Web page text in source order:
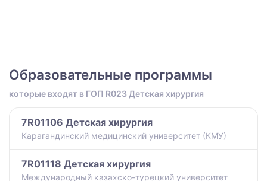
Образовательные программы
которые входят в ГОП R023 Детская хирургия
7R01106 Детская хирургия
Карагандинский медицинский университет (КМУ)
7R01118 Детская хирургия
Международный казахско-турецкий университет